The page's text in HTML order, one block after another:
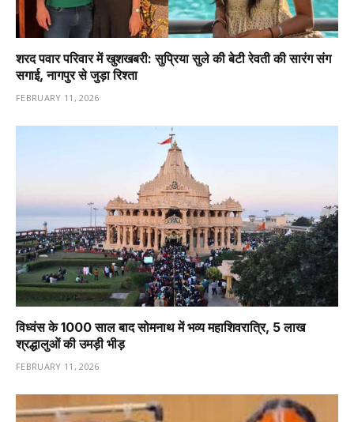
शरद पवार परिवार में खुशखबरी: सुप्रिया सुले की बेटी रेवती की सारंग संग
सगाई, नागपुर से जुड़ा रिश्ता
FEBRUARY 11, 2026
विध्वंस के 1000 साल बाद सोमनाथ में भव्य महाशिवरात्रि, 5 लाख
श्रद्धालुओं की उमड़ी भीड़
FEBRUARY 11, 2026